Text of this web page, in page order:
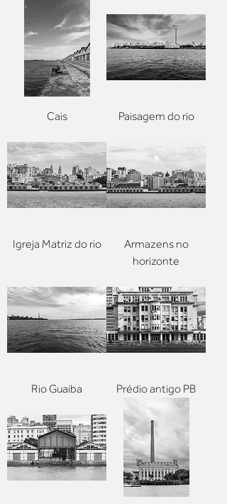
Cais Paisagem do rio
Igreja Matriz do rio
Armazens no
horizonte
Rio Guaiba Prédio antigo PB